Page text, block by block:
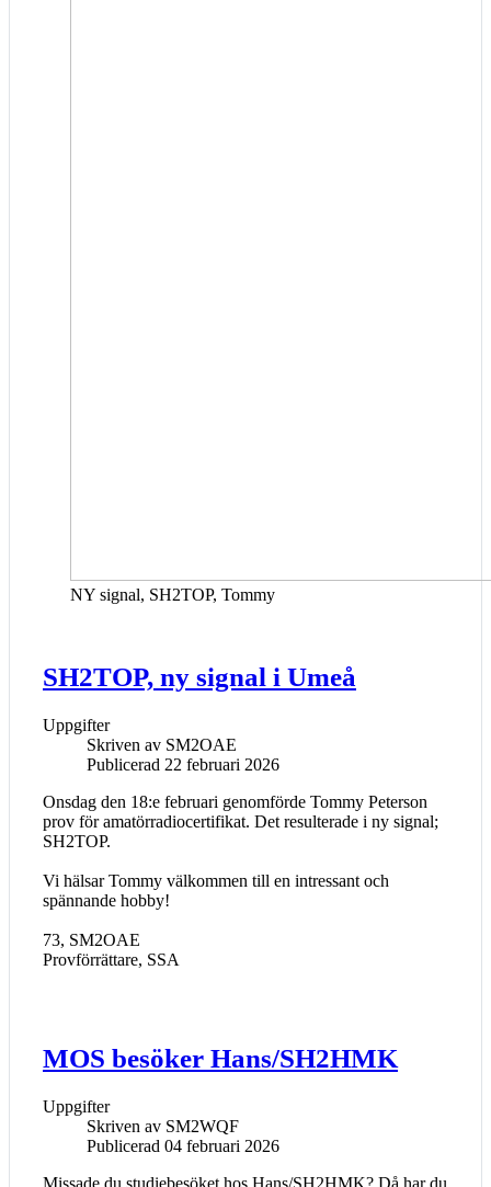
NY signal, SH2TOP, Tommy
SH2TOP, ny signal i Umeå
Uppgifter
Skriven av SM2OAE
Publicerad 22 februari 2026
Onsdag den 18:e februari genomförde Tommy Peterson
prov för amatörradiocertifikat. Det resulterade i ny signal;
SH2TOP.
Vi hälsar Tommy välkommen till en intressant och
spännande hobby!
73, SM2OAE
Provförrättare, SSA
MOS besöker Hans/SH2HMK
Uppgifter
Skriven av SM2WQF
Publicerad 04 februari 2026
Missade du studiebesöket hos Hans/SH2HMK? Då har du